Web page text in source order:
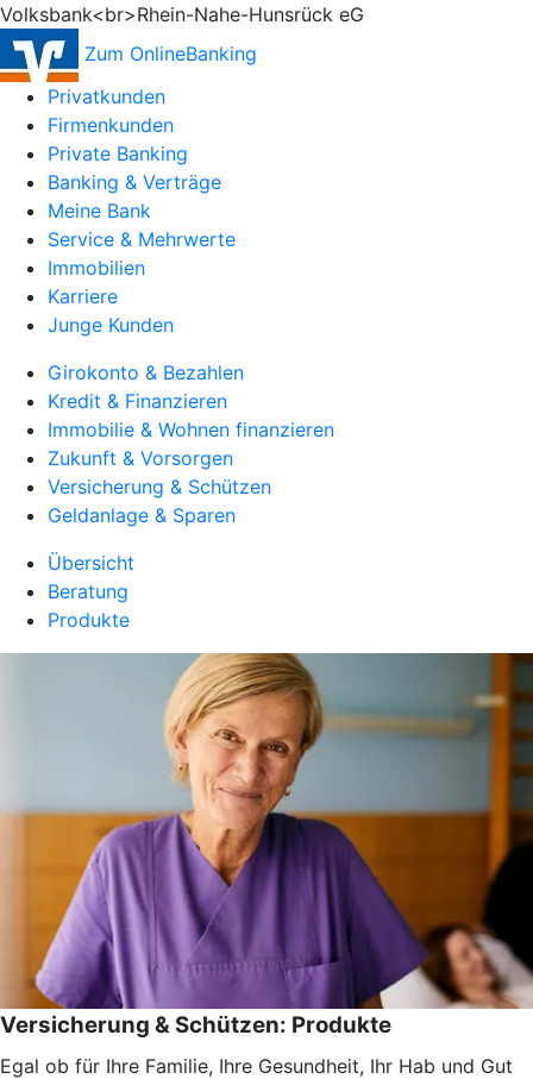
Volksbank<br>Rhein-Nahe-Hunsrück eG
Zum OnlineBanking
Privatkunden
Firmenkunden
Private Banking
Banking & Verträge
Meine Bank
Service & Mehrwerte
Immobilien
Karriere
Junge Kunden
Girokonto & Bezahlen
Kredit & Finanzieren
Immobilie & Wohnen finanzieren
Zukunft & Vorsorgen
Versicherung & Schützen
Geldanlage & Sparen
Übersicht
Beratung
Produkte
Versicherung & Schützen: Produkte
Egal ob für Ihre Familie, Ihre Gesundheit, Ihr Hab und Gut